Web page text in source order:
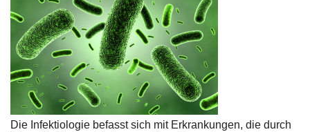
Die Infektiologie befasst sich mit Erkrankungen, die durch